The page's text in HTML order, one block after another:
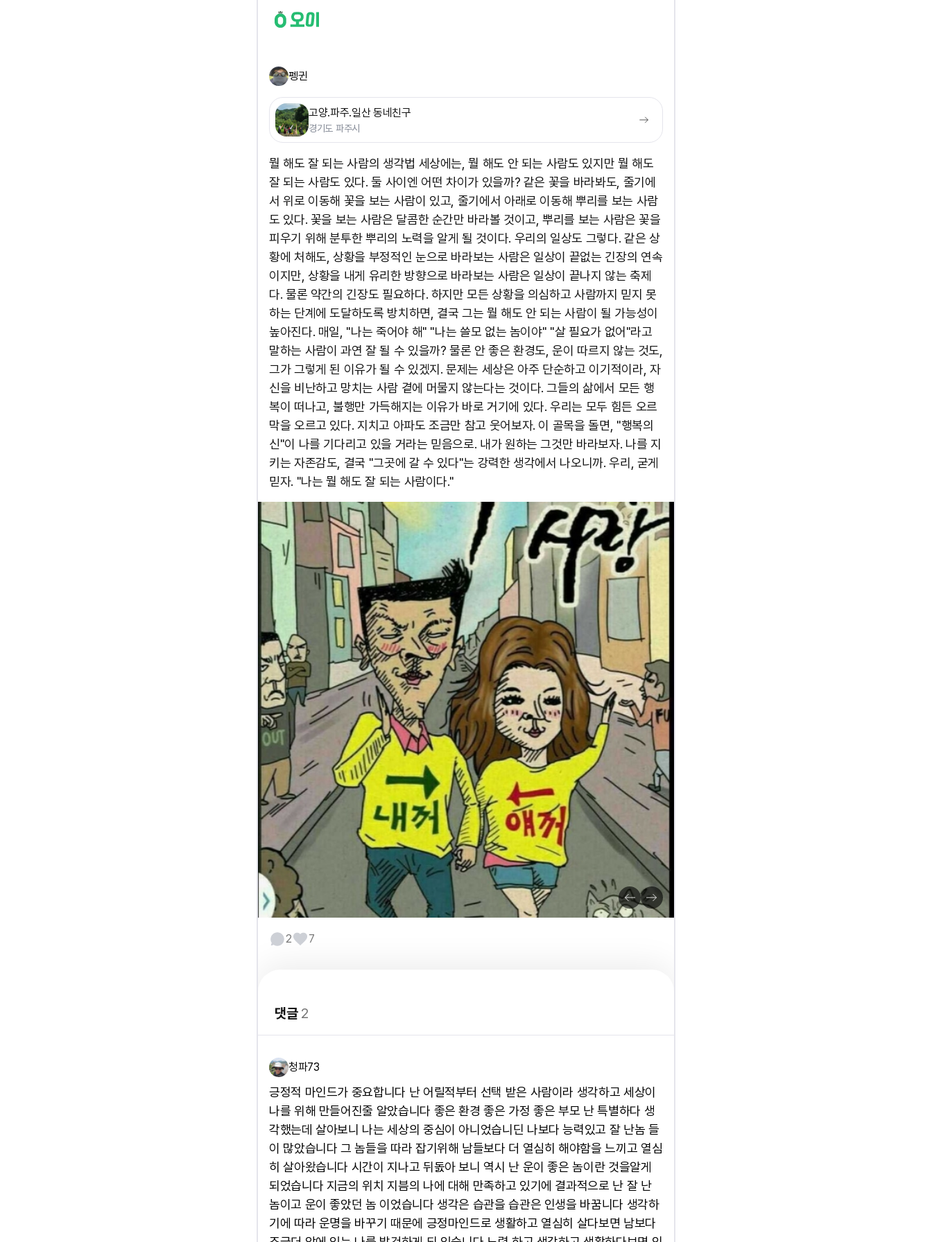
펭귄
고양.파주.일산 동네친구
경기도 파주시
뭘 해도 잘 되는 사람의 생각법 세상에는, 뭘 해도 안 되는 사람도 있지만 뭘 해도
잘 되는 사람도 있다. 둘 사이엔 어떤 차이가 있을까? 같은 꽃을 바라봐도, 줄기에
서 위로 이동해 꽃을 보는 사람이 있고, 줄기에서 아래로 이동해 뿌리를 보는 사람
도 있다. 꽃을 보는 사람은 달콤한 순간만 바라볼 것이고, 뿌리를 보는 사람은 꽃을
피우기 위해 분투한 뿌리의 노력을 알게 될 것이다. 우리의 일상도 그렇다. 같은 상
황에 처해도, 상황을 부정적인 눈으로 바라보는 사람은 일상이 끝없는 긴장의 연속
이지만, 상황을 내게 유리한 방향으로 바라보는 사람은 일상이 끝나지 않는 축제
다. 물론 약간의 긴장도 필요하다. 하지만 모든 상황을 의심하고 사람까지 믿지 못
하는 단계에 도달하도록 방치하면, 결국 그는 뭘 해도 안 되는 사람이 될 가능성이
높아진다. 매일, "나는 죽어야 해" "나는 쓸모 없는 놈이야" "살 필요가 없어"라고
말하는 사람이 과연 잘 될 수 있을까? 물론 안 좋은 환경도, 운이 따르지 않는 것도,
그가 그렇게 된 이유가 될 수 있겠지. 문제는 세상은 아주 단순하고 이기적이라, 자
신을 비난하고 망치는 사람 곁에 머물지 않는다는 것이다. 그들의 삶에서 모든 행
복이 떠나고, 불행만 가득해지는 이유가 바로 거기에 있다. 우리는 모두 힘든 오르
막을 오르고 있다. 지치고 아파도 조금만 참고 웃어보자. 이 골목을 돌면, "행복의
신"이 나를 기다리고 있을 거라는 믿음으로. 내가 원하는 그것만 바라보자. 나를 지
키는 자존감도, 결국 "그곳에 갈 수 있다"는 강력한 생각에서 나오니까. 우리, 굳게
믿자. "나는 뭘 해도 잘 되는 사람이다."
2 7
댓글2
청파73
긍정적 마인드가 중요합니다 난 어릴적부터 선택 받은 사람이라 생각하고 세상이
나를 위해 만들어진줄 알았습니다 좋은 환경 좋은 가정 좋은 부모 난 특별하다 생
각했는데 살아보니 나는 세상의 중심이 아니었습니딘 나보다 능력있고 잘 난놈 들
이 많았습니다 그 놈들을 따라 잡기위해 남들보다 더 열심히 해야함을 느끼고 열심
히 살아왔습니다 시간이 지나고 뒤돐아 보니 역시 난 운이 좋은 놈이란 것을알게
되었습니다 지금의 위치 지븜의 나에 대해 만족하고 있기에 결과적으로 난 잘 난
놈이고 운이 좋았던 놈 이었습니다 생각은 습관을 습관은 인생을 바꿈니다 생각하
기에 따라 운명을 바꾸기 때문에 긍정마인드로 생활하고 열심히 살다보면 남보다